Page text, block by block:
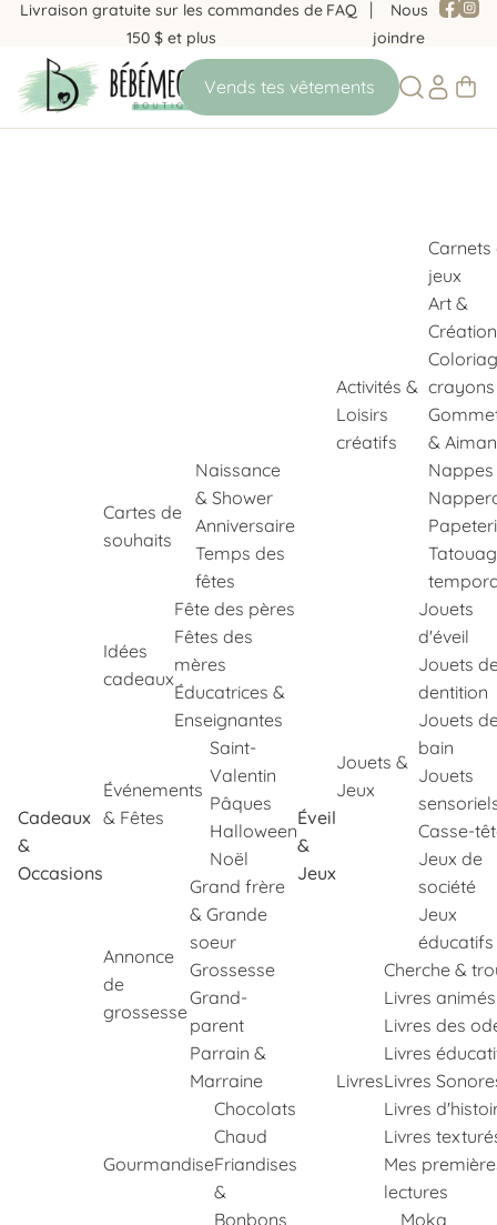
Livraison gratuite sur les commandes de
150 $ et plus
FAQ
Nous
joindre
Cadeaux
&
Occasions
Cartes de
souhaits
Naissance
& Shower
Anniversaire
Temps des
fêtes
Idées
cadeaux
Fête des pères
Fêtes des
mères
Éducatrices &
Enseignantes
Événements
& Fêtes
Saint-
Valentin
Pâques
Halloween
Noël
Annonce
de
grossesse
Grand frère
& Grande
soeur
Grossesse
Grand-
parent
Parrain &
Marraine
Gourmandise
Chocolats
Chaud
Friandises
&
Bonbons
Éveil
&
Jeux
Activités &
Loisirs
créatifs
Carnets
jeux
Art &
Création
crayons
&
Nappes
Jouets &
Jeux
Jouets
d'éveil
Jouets
dentition
Jouets
bain
Jouets
Casse-
Jeux de
société
Jeux
éducatifs
Livres
Cherche &
Livres animés
Livres des
Livres
Livres
Livres
Livres
Mes
lectures
Moka